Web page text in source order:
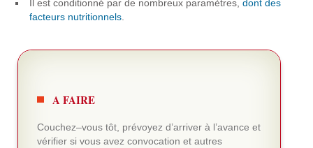
Il est conditionné par de nombreux paramètres,dont des
facteurs nutritionnels.
A FAIRE
Couchez–vous tôt, prévoyez d’arriver à l’avance et
vérifier si vous avez convocation et autres